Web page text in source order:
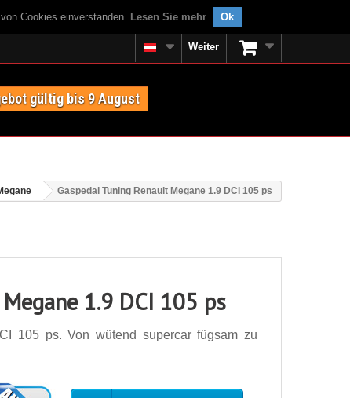
Cookies einverstanden. Lesen Sie mehr. Ok
Weiter
gültig bis 9 August
Gaspedal Tuning Renault Megane 1.9 DCI 105 ps
1.9 DCI 105 ps
105 ps. Von wütend supercar fügsam zu